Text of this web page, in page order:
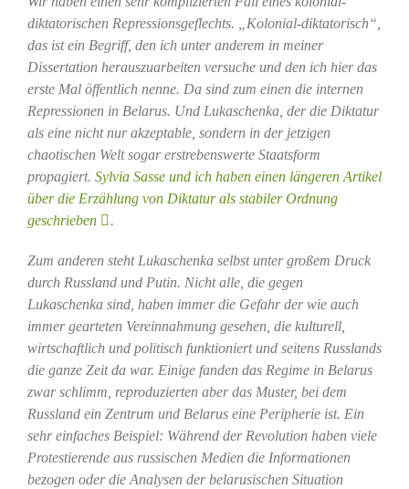
diktatorischen Repressionsgeflechts. „Kolonial-diktatorisch“,
das ist ein Begriff, den ich unter anderem in meiner
Dissertation herauszuarbeiten versuche und den ich hier das
erste Mal öffentlich nenne. Da sind zum einen die internen
Repressionen in Belarus. Und Lukaschenka, der die Diktatur
als eine nicht nur akzeptable, sondern in der jetzigen
chaotischen Welt sogar erstrebenswerte Staatsform
propagiert. Sylvia Sasse und ich haben einen längeren Artikel
über die Erzählung von Diktatur als stabiler Ordnung
geschrieben
.
Zum anderen steht Lukaschenka selbst unter großem Druck
durch Russland und Putin. Nicht alle, die gegen
Lukaschenka sind, haben immer die Gefahr der wie auch
immer gearteten Vereinnahmung gesehen, die kulturell,
wirtschaftlich und politisch funktioniert und seitens Russlands
die ganze Zeit da war. Einige fanden das Regime in Belarus
zwar schlimm, reproduzierten aber das Muster, bei dem
Russland ein Zentrum und Belarus eine Peripherie ist. Ein
sehr einfaches Beispiel: Während der Revolution haben viele
Protestierende aus russischen Medien die Informationen
bezogen oder die Analysen der belarusischen Situation